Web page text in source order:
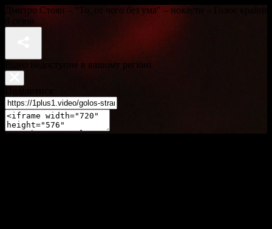
Дмитро Стоян – "То, от чего без ума" – нокаути – Голос країни
8 сезон
Відео недоступне в вашому регіоні